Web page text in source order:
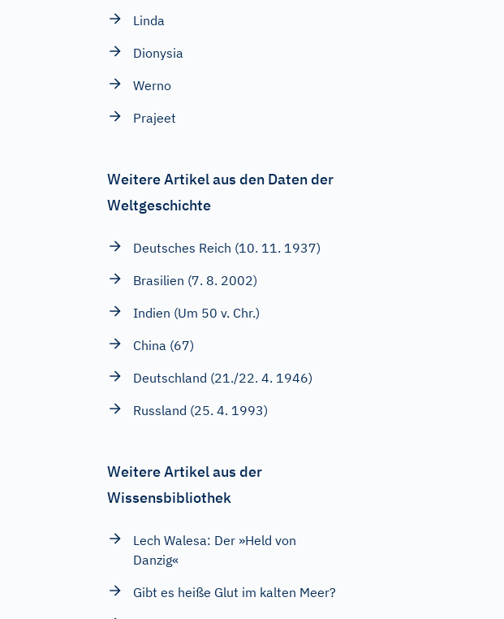
Linda
Dionysia
Werno
Prajeet
Weitere Artikel aus den Daten der
Weltgeschichte
Deutsches Reich (10. 11. 1937)
Brasilien (7. 8. 2002)
Indien (Um 50 v. Chr.)
China (67)
Deutschland (21./22. 4. 1946)
Russland (25. 4. 1993)
Weitere Artikel aus der
Wissensbibliothek
Lech Walesa: Der »Held von
Danzig«
Gibt es heiße Glut im kalten Meer?